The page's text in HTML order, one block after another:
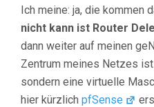
Ich meine: ja, die kommen
nicht kann ist Router
dann weiter auf meinen
Zentrum meines Netzes
sondern eine virtuelle
hier kürzlich pfSense